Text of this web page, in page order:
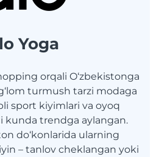
Yoga
orqali O‘zbekistonga
turmush tarzi modaga
sport kiyimlari va oyoq
kunda trendga aylangan.
do‘konlarida ularning
– tanlov cheklangan yoki